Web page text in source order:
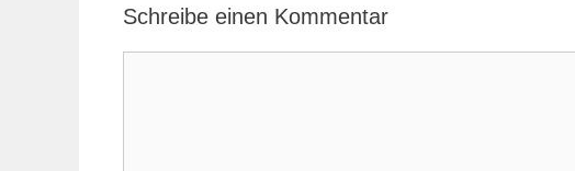
Schreibe einen Kommentar